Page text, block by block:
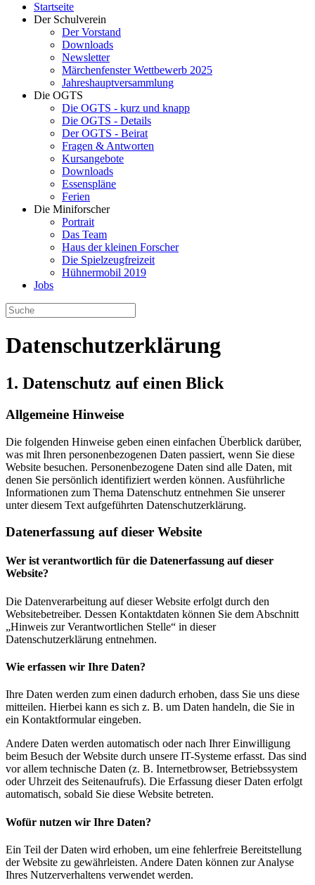
Startseite
Der Schulverein
Der Vorstand
Downloads
Newsletter
Märchenfenster Wettbewerb 2025
Jahreshauptversammlung
Die OGTS
Die OGTS - kurz und knapp
Die OGTS - Details
Der OGTS - Beirat
Fragen & Antworten
Kursangebote
Downloads
Essenspläne
Ferien
Die Miniforscher
Portrait
Das Team
Haus der kleinen Forscher
Die Spielzeugfreizeit
Hühnermobil 2019
Jobs
Datenschutz­erklärung
1. Datenschutz auf einen Blick
Allgemeine Hinweise
Die folgenden Hinweise geben einen einfachen Überblick darüber,
was mit Ihren personenbezogenen Daten passiert, wenn Sie diese
Website besuchen. Personenbezogene Daten sind alle Daten, mit
denen Sie persönlich identifiziert werden können. Ausführliche
Informationen zum Thema Datenschutz entnehmen Sie unserer
unter diesem Text aufgeführten Datenschutzerklärung.
Datenerfassung auf dieser Website
Wer ist verantwortlich für die Datenerfassung auf dieser
Website?
Die Datenverarbeitung auf dieser Website erfolgt durch den
Websitebetreiber. Dessen Kontaktdaten können Sie dem Abschnitt
„Hinweis zur Verantwortlichen Stelle“ in dieser
Datenschutzerklärung entnehmen.
Wie erfassen wir Ihre Daten?
Ihre Daten werden zum einen dadurch erhoben, dass Sie uns diese
mitteilen. Hierbei kann es sich z. B. um Daten handeln, die Sie in
ein Kontaktformular eingeben.
Andere Daten werden automatisch oder nach Ihrer Einwilligung
beim Besuch der Website durch unsere IT-Systeme erfasst. Das sind
vor allem technische Daten (z. B. Internetbrowser, Betriebssystem
oder Uhrzeit des Seitenaufrufs). Die Erfassung dieser Daten erfolgt
automatisch, sobald Sie diese Website betreten.
Wofür nutzen wir Ihre Daten?
Ein Teil der Daten wird erhoben, um eine fehlerfreie Bereitstellung
der Website zu gewährleisten. Andere Daten können zur Analyse
Ihres Nutzerverhaltens verwendet werden.